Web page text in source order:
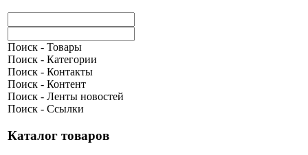
Поиск - Товары
Поиск - Категории
Поиск - Контакты
Поиск - Контент
Поиск - Ленты новостей
Поиск - Ссылки
Каталог товаров